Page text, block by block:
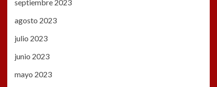
septiembre 2023
agosto 2023
julio 2023
junio 2023
mayo 2023